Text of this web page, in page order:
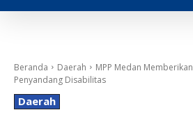
Beranda Daerah
MPP Medan
Penyandang Disabilitas
Daerah